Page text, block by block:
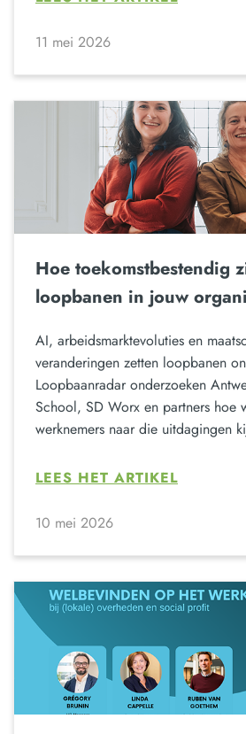
11 mei 2026
Hoe toekomstbestendig
loopbanen in jouw
AI, arbeidsmarktevoluties en
veranderingen zetten loopbanen
Loopbaanradar onderzoeken
School, SD Worx en partners hoe
werknemers naar die uitdagingen
LEES HET ARTIKEL
10 mei 2026